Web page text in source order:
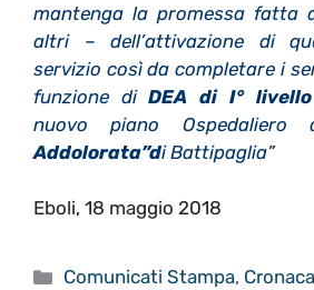
mantenga la promessa fatta
altri – dell’attivazione di
servizio così da completare i
funzione diDEA di I°
nuovo piano
Addolorata”di Battipaglia”
Eboli, 18 maggio 2018
Categorie
Comunicati Stampa, Cronaca